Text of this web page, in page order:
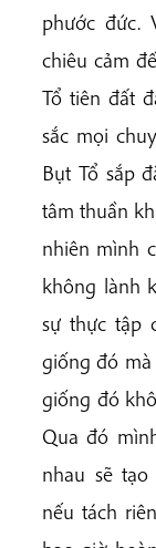
phước đức.
chiêu cảm
Tổ tiên đất
sắc mọi
Bụt Tổ sắp
tâm thuần
nhiên mình
không lành
sự thực tập
giống đó
giống đó
Qua đó
nhau sẽ
nếu tách